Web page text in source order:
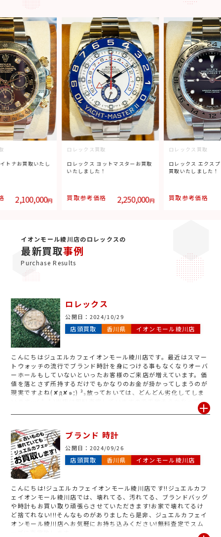
トナお買取いたし
2,100,000円
ロレックス買取
ロレックス ヨットマスターお買取
いたしました！
買取参考価格 2,250,000円
ロレックス買取
ロレックス エクス
買取いたしました！
買取参考価格
イオンモール綾川店のロレックスの
最新買取事例
Purchase Results
ロレックス
公開日： 2024/10/29
店頭買取 香川県 イオンモール綾川店
こんにちはジュエルカフェイオンモール綾川店です。最近はスマー
トウォッチの流行でブランド時計を身につける事もなくなりオーバ
ーホールもしていないといったお客様のご来店が増えています。価
値を落とさず所持するだけでもかなりのお金が掛かってしまうのが
現実ですよね(✘д✘๑;) ³₃放っておいては、どんどん劣化してしま
います…( °_° )当店は無料査定していますので手放そうかなってお
考えの方は是非、ご利用ください!本日も皆様のご来店をスタッフ
ブランド 時計
公開日： 2024/09/26
店頭買取 香川県 イオンモール綾川店
こんにちは!ジュエルカフェイオンモール綾川店です!!ジュエルカフ
ェイオンモール綾川店では、壊れてる、汚れてる、ブランドバッグ
や時計もお買い取り頑張らさせていただきます!お家で壊れてるけ
ど捨てれない!!!そんなものがありましたら是非、ジュエルカフェイ
オンモール綾川店へお気軽にお持ち込みください!無料査定でスム